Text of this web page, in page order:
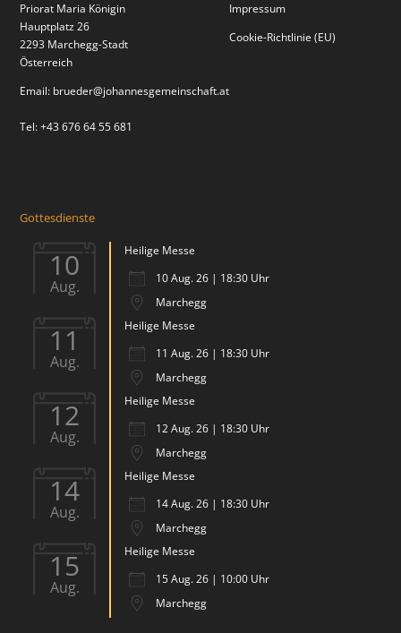
Priorat Maria Königin
Hauptplatz 26
2293 Marchegg-Stadt
Österreich
Email: brueder@johannesgemeinschaft.at
Tel: +43 676 64 55 681
Impressum
Cookie-Richtlinie (EU)
Gottesdienste
10
Aug.
Heilige Messe
10 Aug. 26 | 18:30 Uhr
Marchegg
11
Aug.
Heilige Messe
11 Aug. 26 | 18:30 Uhr
Marchegg
12
Aug.
Heilige Messe
12 Aug. 26 | 18:30 Uhr
Marchegg
14
Aug.
Heilige Messe
14 Aug. 26 | 18:30 Uhr
Marchegg
15
Aug.
Heilige Messe
15 Aug. 26 | 10:00 Uhr
Marchegg